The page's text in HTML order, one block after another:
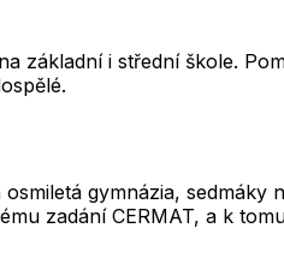
i střední škole.
gymnázia, sedmáky
zadání CERMAT, a k